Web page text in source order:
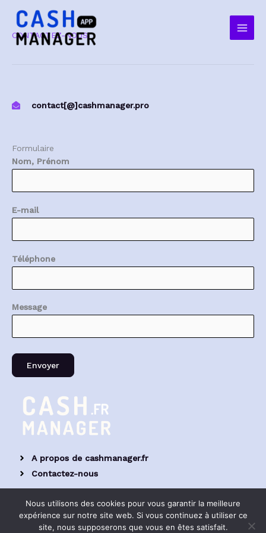
contenu
CONTACTEZ-NOUS
contact[@]cashmanager.pro
Formulaire
Nom, Prénom
E-mail
Téléphone
Message
A propos de cashmanager.fr
Contactez-nous
Mentions légales
Politique de confidentialité
Nous utilisons des cookies pour vous garantir la meilleure
expérience sur notre site web. Si vous continuez à utiliser ce
site, nous supposerons que vous en êtes satisfait.